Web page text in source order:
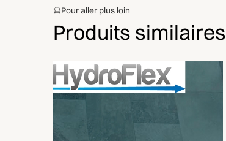
Pour aller plus loin
Produits similaires